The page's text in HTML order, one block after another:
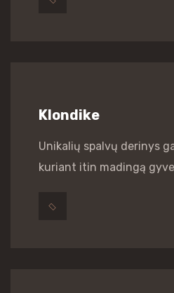
Klondike
Unikalių spalvų derinys
kuriant itin madingą